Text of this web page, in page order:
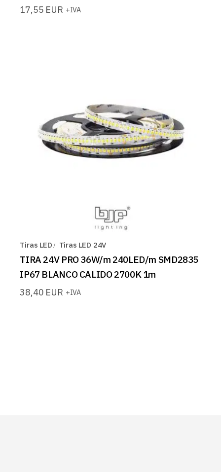
17,55 EUR +IVA
Tiras LED Tiras LED 24V
TIRA 24V PRO 36W/m 240LED/m SMD2835
IP67 BLANCO CALIDO 2700K 1m
38,40 EUR +IVA